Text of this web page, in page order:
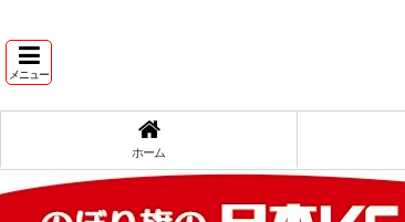
メニュー
ホーム